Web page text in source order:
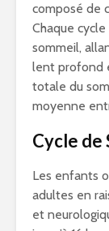
composé de
Chaque
sommeil,
lent profond
totale du
moyenne
Cycle de
Les enfants
adultes en
et